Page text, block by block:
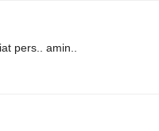
pers.. amin..